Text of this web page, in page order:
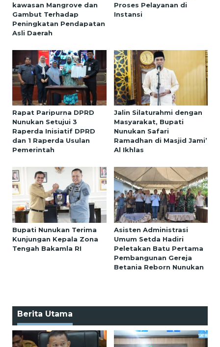
kawasan Mangrove dan
Gambut Terhadap
Peningkatan Pendapatan
Asli Daerah
Proses Pelayanan di
Instansi
Rapat Paripurna DPRD
Nunukan Setujui 3
Raperda Inisiatif DPRD
dan 1 Raperda Usulan
Pemerintah
Jalin Silaturahmi dengan
Masyarakat, Bupati
Nunukan Safari
Ramadhan di Masjid Jami’
Al Ikhlas
Bupati Nunukan Terima
Kunjungan Kepala Zona
Tengah Bakamla RI
Asisten Administrasi
Umum Setda Hadiri
Peletakan Batu Pertama
Pembangunan Gereja
Betania Reborn Nunukan
Berita Utama